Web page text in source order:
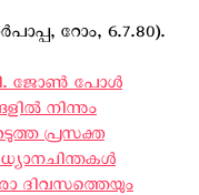
റോം, 6.7.80).
ജോണ്‍ പോള്‍
നിന്നും
പ്രസക്ത
ദിവസത്തെയും